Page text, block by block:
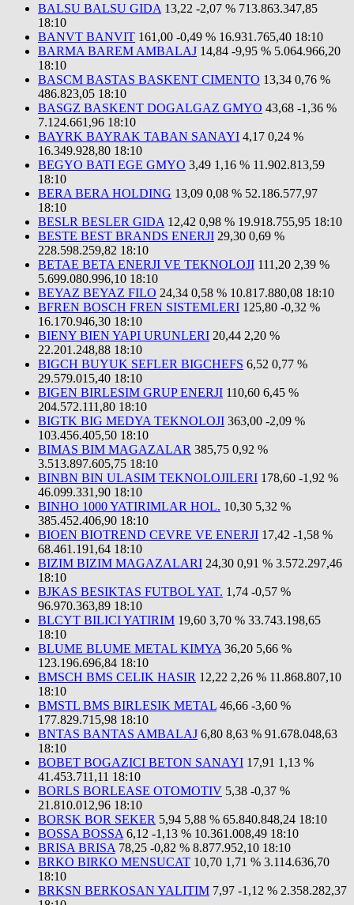
BALSU BALSU GIDA 13,22 -2,07 % 713.863.347,85
18:10
BANVT BANVIT 161,00 -0,49 % 16.931.765,40 18:10
BARMA BAREM AMBALAJ 14,84 -9,95 % 5.064.966,20
18:10
BASCM BASTAS BASKENT CIMENTO 13,34 0,76 %
486.823,05 18:10
BASGZ BASKENT DOGALGAZ GMYO 43,68 -1,36 %
7.124.661,96 18:10
BAYRK BAYRAK TABAN SANAYI 4,17 0,24 %
16.349.928,80 18:10
BEGYO BATI EGE GMYO 3,49 1,16 % 11.902.813,59
18:10
BERA BERA HOLDING 13,09 0,08 % 52.186.577,97
18:10
BESLR BESLER GIDA 12,42 0,98 % 19.918.755,95 18:10
BESTE BEST BRANDS ENERJI 29,30 0,69 %
228.598.259,82 18:10
BETAE BETA ENERJI VE TEKNOLOJI 111,20 2,39 %
5.699.080.996,10 18:10
BEYAZ BEYAZ FILO 24,34 0,58 % 10.817.880,08 18:10
BFREN BOSCH FREN SISTEMLERI 125,80 -0,32 %
16.170.946,30 18:10
BIENY BIEN YAPI URUNLERI 20,44 2,20 %
22.201.248,88 18:10
BIGCH BUYUK SEFLER BIGCHEFS 6,52 0,77 %
29.579.015,40 18:10
BIGEN BIRLESIM GRUP ENERJI 110,60 6,45 %
204.572.111,80 18:10
BIGTK BIG MEDYA TEKNOLOJI 363,00 -2,09 %
103.456.405,50 18:10
BIMAS BIM MAGAZALAR 385,75 0,92 %
3.513.897.605,75 18:10
BINBN BIN ULASIM TEKNOLOJILERI 178,60 -1,92 %
46.099.331,90 18:10
BINHO 1000 YATIRIMLAR HOL. 10,30 5,32 %
385.452.406,90 18:10
BIOEN BIOTREND CEVRE VE ENERJI 17,42 -1,58 %
68.461.191,64 18:10
BIZIM BIZIM MAGAZALARI 24,30 0,91 % 3.572.297,46
18:10
BJKAS BESIKTAS FUTBOL YAT. 1,74 -0,57 %
96.970.363,89 18:10
BLCYT BILICI YATIRIM 19,60 3,70 % 33.743.198,65
18:10
BLUME BLUME METAL KIMYA 36,20 5,66 %
123.196.696,84 18:10
BMSCH BMS CELIK HASIR 12,22 2,26 % 11.868.807,10
18:10
BMSTL BMS BIRLESIK METAL 46,66 -3,60 %
177.829.715,98 18:10
BNTAS BANTAS AMBALAJ 6,80 8,63 % 91.678.048,63
18:10
BOBET BOGAZICI BETON SANAYI 17,91 1,13 %
41.453.711,11 18:10
BORLS BORLEASE OTOMOTIV 5,38 -0,37 %
21.810.012,96 18:10
BORSK BOR SEKER 5,94 5,88 % 65.840.848,24 18:10
BOSSA BOSSA 6,12 -1,13 % 10.361.008,49 18:10
BRISA BRISA 78,25 -0,82 % 8.877.952,10 18:10
BRKO BIRKO MENSUCAT 10,70 1,71 % 3.114.636,70
18:10
BRKSN BERKOSAN YALITIM 7,97 -1,12 % 2.358.282,37